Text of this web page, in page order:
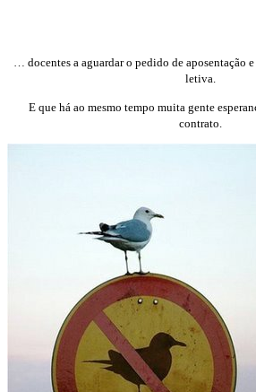
… docentes a aguardar o pedido de aposentação
letiva.
E que há ao mesmo tempo muita gente
contrato.